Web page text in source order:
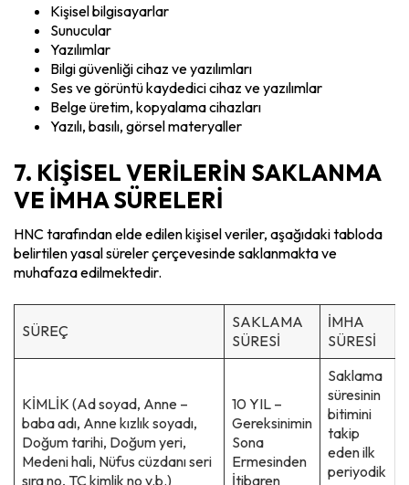
Kişisel bilgisayarlar
Sunucular
Yazılımlar
Bilgi güvenliği cihaz ve yazılımları
Ses ve görüntü kaydedici cihaz ve yazılımlar
Belge üretim, kopyalama cihazları
Yazılı, basılı, görsel materyaller
7. KİŞİSEL VERİLERİN SAKLANMA
VE İMHA SÜRELERİ
HNC tarafından elde edilen kişisel veriler, aşağıdaki tabloda
belirtilen yasal süreler çerçevesinde saklanmakta ve
muhafaza edilmektedir.
SÜREÇ
SAKLAMA
SÜRESİ
İMHA
SÜRESİ
KİMLİK (Ad soyad, Anne –
baba adı, Anne kızlık soyadı,
Doğum tarihi, Doğum yeri,
Medeni hali, Nüfus cüzdanı seri
sıra no, TC kimlik no v.b.)
10 YIL –
Gereksinimin
Sona
Ermesinden
İtibaren
Saklama
süresinin
bitimini
takip
eden ilk
periyodik